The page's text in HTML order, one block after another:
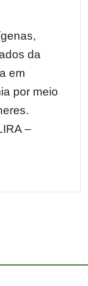
da
em
por meio
–